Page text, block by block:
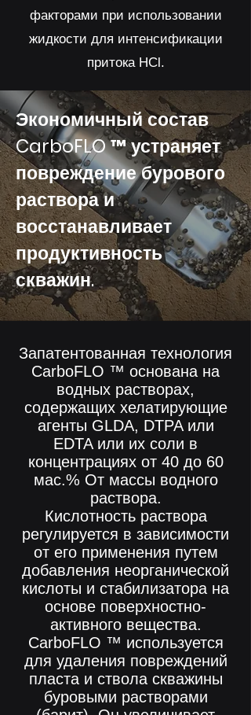
факторами при использовании
жидкости для интенсификации
притока HCl.
Экономичный состав
CarboFLO ™ устраняет
повреждение бурового
раствора и
восстанавливает
продуктивность
скважин.
Запатентованная технология
CarboFLO ™ основана на
водных растворах,
содержащих хелатирующие
агенты GLDA, DTPA или
EDTA или их соли в
концентрациях от 40 до 60
мас.% От массы водного
раствора.
Кислотность раствора
регулируется в зависимости
от его применения путем
добавления неорганической
кислоты и стабилизатора на
основе поверхностно-
активного вещества.
CarboFLO ™ используется
для удаления повреждений
пласта и ствола скважины
буровыми растворами